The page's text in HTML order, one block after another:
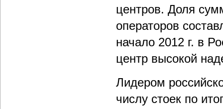
центров. Доля
операторов
начало 2012 г. в
центр высокой
Лидером
числу стоек по